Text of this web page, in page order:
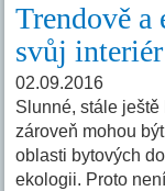
Trendově
svůj
02.09.2016
Slunné, stále
zároveň mohou
oblasti bytových
ekologii. Proto